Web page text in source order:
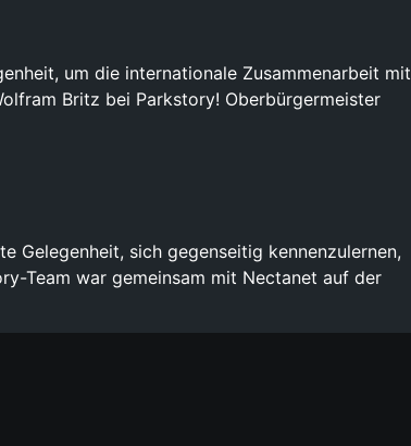
um die internationale Zusammenarbeit mit
Britz bei Parkstory! Oberbürgermeister
Gelegenheit, sich gegenseitig kennenzulernen,
Team war gemeinsam mit Nectanet auf der